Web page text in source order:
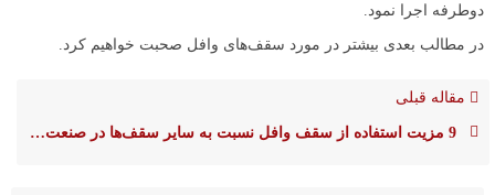
دو‌طرفه اجرا نمود.
در مطالب بعدی بیشتر در مورد سقف‌های وافل صحبت خواهیم کرد.
مقاله قبلی
9 مزیت استفاده از سقف وافل نسبت به سایر سقف‌ها در صنعت ساختمان